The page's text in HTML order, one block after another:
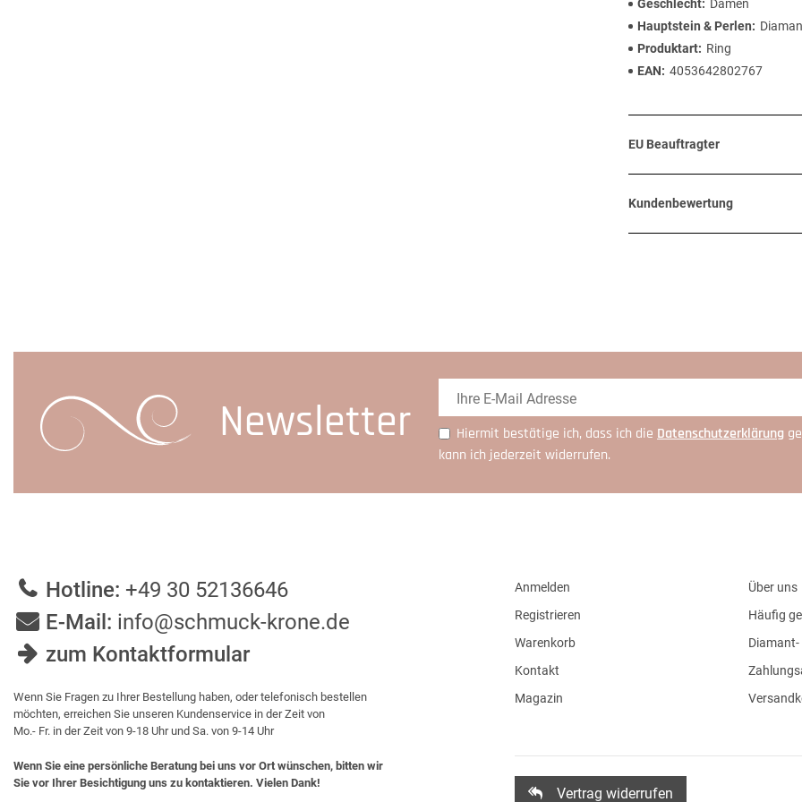
Geschlecht
Damen
Hauptstein & Perlen
Produktart
Ring
EAN
4053642802767
EU Beauftragter
Kundenbewertung
Newsletter Hiermit bestätige ich, dass ich die Daten­schutz­erklärung
kann ich jederzeit widerrufen.
Hotline: +49 30 52136646
E-Mail: info@schmuck-krone.de
zum Kontaktformular
Wenn Sie Fragen zu Ihrer Bestellung haben, oder telefonisch bestellen
möchten, erreichen Sie unseren Kundenservice in der Zeit von
Mo.- Fr. in der Zeit von 9-18 Uhr und Sa. von 9-14 Uhr
Wenn Sie eine persönliche Beratung bei uns vor Ort wünschen, bitten wir
Sie vor Ihrer Besichtigung uns zu kontaktieren. Vielen Dank!
Anmelden
Registrieren
Warenkorb
Kontakt
Magazin
Über uns
Häufig
Vertrag widerrufen